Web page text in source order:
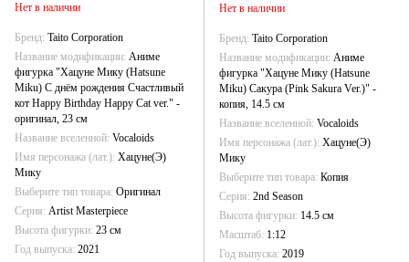
Нет в наличии
Бренд Taito Corporation
Название модификации Аниме
фигурка "Хацуне Мику (Hatsune
Miku) С днём рождения Счастливый
кот Happy Birthday Happy Cat ver." -
оригинал, 23 см
Название вселенной Vocaloids
Имя персонажа (лат.) Хацуне(Э)
Мику
Выберите тип товара Оригинал
Серия Artist Masterpiece
Высота фигурки 23 см
Год выпуска 2021
Нет в наличии
Бренд Taito Corporation
Название модификации Аниме
фигурка "Хацуне Мику (Hatsune
Miku) Сакура (Pink Sakura Ver.)" -
копия, 14.5 см
Название вселенной Vocaloids
Имя персонажа (лат.) Хацуне(Э)
Мику
Выберите тип товара Копия
Серия 2nd Season
Высота фигурки 14.5 см
Масштаб 1:12
Год выпуска 2019